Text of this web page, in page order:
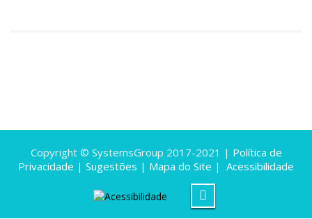
Copyright © SystemsGroup 2017-2021 | Política de
Privacidade | Sugestões | Mapa do Site | Acessibilidade